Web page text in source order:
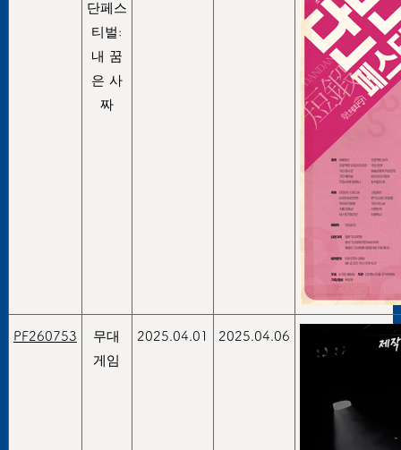
단페스
티벌:
내 꿈
은 사
짜
PF260753
무대
게임
2025.04.01 2025.04.06